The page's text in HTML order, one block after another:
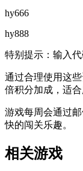
hy666
hy888
特别提示：输入
通过合理使用这
倍积分加成，适
游戏每周会通过
快的闯关乐趣。
相关游戏